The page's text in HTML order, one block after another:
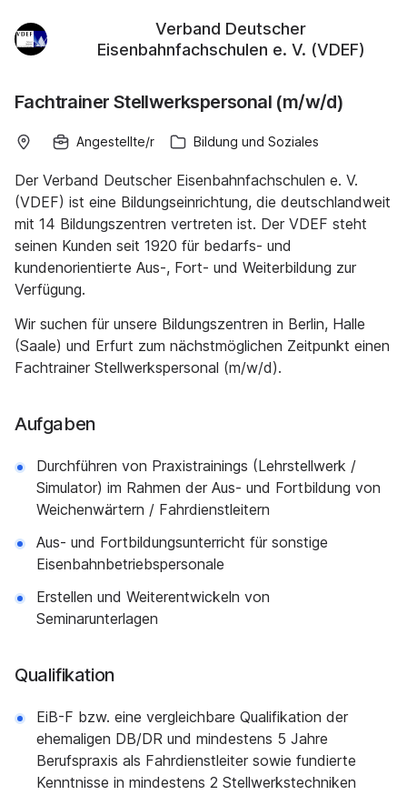
Verband Deutscher
Eisenbahnfachschulen e. V. (VDEF)
Fachtrainer Stellwerkspersonal (m/w/d)
Angestellte/r Bildung und Soziales
Der Verband Deutscher Eisenbahnfachschulen e. V.
(VDEF) ist eine Bildungseinrichtung, die deutschlandweit
mit 14 Bildungszentren vertreten ist. Der VDEF steht
seinen Kunden seit 1920 für bedarfs- und
kundenorientierte Aus-, Fort- und Weiterbildung zur
Verfügung.
Wir suchen für unsere Bildungszentren in Berlin, Halle
(Saale) und Erfurt zum nächstmöglichen Zeitpunkt einen
Fachtrainer Stellwerkspersonal (m/w/d).
Aufgaben
Durchführen von Praxistrainings (Lehrstellwerk /
Simulator) im Rahmen der Aus- und Fortbildung von
Weichenwärtern / Fahrdienstleitern
Aus- und Fortbildungsunterricht für sonstige
Eisenbahnbetriebspersonale
Erstellen und Weiterentwickeln von
Seminarunterlagen
Qualifikation
EiB-F bzw. eine vergleichbare Qualifikation der
ehemaligen DB/DR und mindestens 5 Jahre
Berufspraxis als Fahrdienstleiter sowie fundierte
Kenntnisse in mindestens 2 Stellwerkstechniken